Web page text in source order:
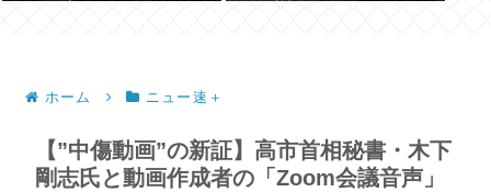
ホーム ニュー速＋
【”中傷動画”の新証】高市首相秘書・木下
剛志氏と動画作成者の「Zoom会議音声」